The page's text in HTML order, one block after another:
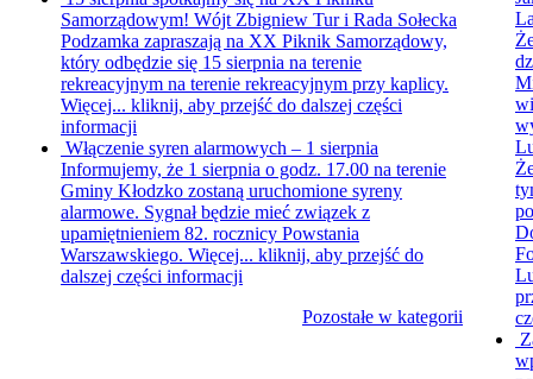
Samorządowym! Wójt Zbigniew Tur i Rada Sołecka
Podzamka zapraszają na XX Piknik Samorządowy,
który odbędzie się 15 sierpnia na terenie
rekreacyjnym na terenie rekreacyjnym przy kaplicy.
Więcej... kliknij, aby przejść do dalszej części
informacji
Włączenie syren alarmowych – 1 sierpnia
Informujemy, że 1 sierpnia o godz. 17.00 na terenie
Gminy Kłodzko zostaną uruchomione syreny
alarmowe. Sygnał będzie mieć związek z
upamiętnieniem 82. rocznicy Powstania
Warszawskiego. Więcej... kliknij, aby przejść do
dalszej części informacji
Pozostałe w kategorii